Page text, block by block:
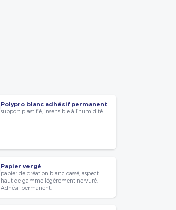
Polypro blanc adhésif permanent
support plastifié, insensible à l’humidité.
Papier vergé
papier de création blanc cassé, aspect
haut de gamme légèrement nervuré.
Adhésif permanent.